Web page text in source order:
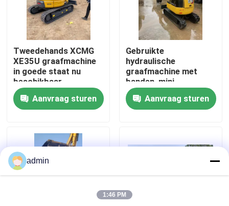
Over ons
Fabriekstocht
Kwaliteitscontrole
Neem contact met ons op
Vraag een offerte
Wegenbouwmachines
Gebruikte bouwmachines
Tweedehands XCMG
XE35U graafmachine
in goede staat nu
beschikbaar
Aanvraag sturen
Gebruikte
hydraulische
graafmachine met
banden, mini-
graafmachine
CAT301.5
Exportverkoop
Aanvraag sturen
admin
1:46 PM